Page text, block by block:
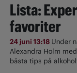
Lista:
favoriter
24 juni 13:18 Under
Alexandra Holm
bästa tips på